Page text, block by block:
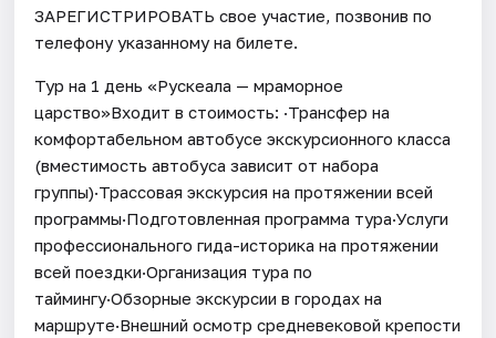
ЗАРЕГИСТРИРОВАТЬ свое участие, позвонив по
телефону указанному на билете.
Тур на 1 день «Рускеала — мраморное
царство»Входит в стоимость: ·Трансфер на
комфортабельном автобусе экскурсионного класса
(вместимость автобуса зависит от набора
группы)·Трассовая экскурсия на протяжении всей
программы·Подготовленная программа тура·Услуги
профессионального гида-историка на протяжении
всей поездки·Организация тура по
таймингу·Обзорные экскурсии в городах на
маршруте·Внешний осмотр средневековой крепости